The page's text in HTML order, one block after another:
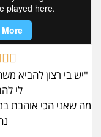


"יש בי רצון להביא
לי
מה שאני הכי אוהבת